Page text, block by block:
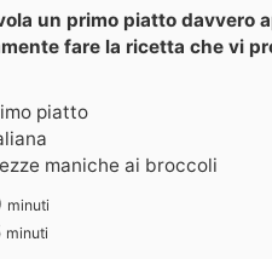
un primo piatto davvero
fare la ricetta che vi
piatto
maniche ai broccoli
minuti
minuti